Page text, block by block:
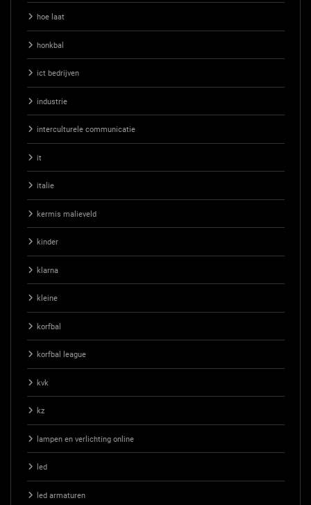
hoe laat
honkbal
ict bedrijven
industrie
interculturele communicatie
it
italie
kermis malieveld
kinder
klarna
kleine
korfbal
korfbal league
kvk
kz
lampen en verlichting online
led
led armaturen